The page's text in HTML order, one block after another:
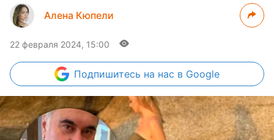
Алена Кюпели
22 февраля 2024, 15:00
Подпишитесь на нас в Google